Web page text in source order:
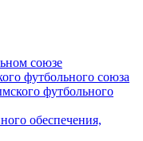
союзе
футбольного союза
футбольного
обеспечения,